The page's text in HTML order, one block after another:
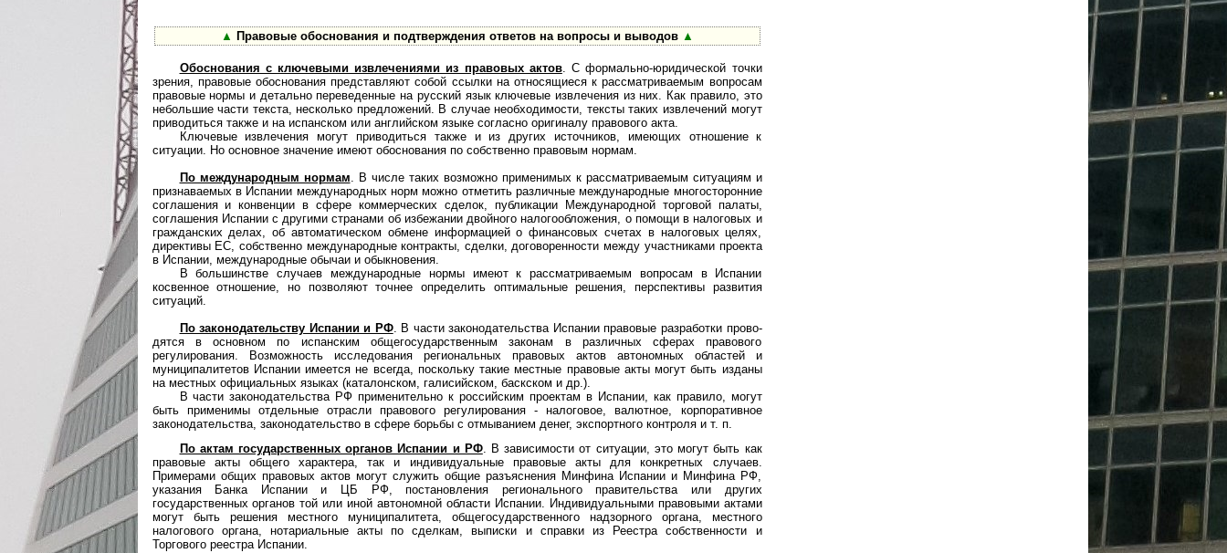
▲ Правовые обоснования и подтверждения ответов на вопросы и выводов ▲
Обоснования с ключевыми извлечениями из правовых актов. С формально-юридической точки
зре­ния, правовые обоснования представляют собой ссылки на относящиеся к рассматриваемым вопросам
правовые нормы и детально переведенные на русский язык ключевые извлечения из них. Как правило, это
небольшие части текста, несколько предложений. В случае необходимости, тексты таких извлечений могут
приводиться также и на испанском или английском языке согласно оригиналу правового акта.
Ключевые извлечения могут приводиться также и из других источников, имеющих отношение к
ситуации. Но основное значение имеют обоснования по собственно правовым нормам.
По международным нормам . В числе таких возможно применимых к рассматриваемым ситуациям и
признаваемых в Испании международных норм можно отметить различные международные многосторонние
соглашения и конвенции в сфере коммерческих сделок, публикации Международной торговой палаты,
соглашения Испании с другими странами об избежании двойного налогообложения, о помощи в налоговых и
гражданских делах, об автоматическом обмене информацией о финансовых счетах в налоговых целях,
директивы ЕС, собственно международные контракты, сделки, договоренности между участниками проекта
в Испании, международные обычаи и обыкновения.
В большинстве случаев международные нормы имеют к рассматриваемым вопросам в Испании
косвенное отношение, но позволяют точнее определить оптимальные решения, перспективы развития
ситуаций.
По законодательству Испании и РФ. В части законодательства Испании правовые разработки про­во­
дят­ся в основном по испанским общегосударственным законам в различных сферах правового
регулирования. Возможность исследования региональных правовых актов автономных областей и
муниципалитетов Испании имеется не всегда, поскольку такие местные правовые акты могут быть изданы
на местных официальных языках (каталонском, галисийском, баскском и др.).
В части законодательства РФ применительно к российским проектам в Испании, как правило, могут
быть применимы отдельные отрасли правового регулирования - налоговое, валютное, корпоративное
законодательства, законодательство в сфере борьбы с отмыванием денег, экспортного контроля и т. п.
По актам государственных органов Испании и РФ. В зависимости от ситуации, это могут быть как
правовые акты общего характера, так и индивидуальные правовые акты для конкретных случаев.
Примерами общих правовых актов могут служить общие разъяснения Минфина Испании и Минфина РФ,
указания Банка Испании и ЦБ РФ, постановления регионального правительства или других
государственных органов той или иной автономной области Испании. Индивидуальными правовыми актами
могут быть решения местного муниципалитета, общегосударственного надзорного органа, местного
налогового органа, нотариальные акты по сделкам, выписки и справки из Реестра собственности и
Торгового реестра Испании.